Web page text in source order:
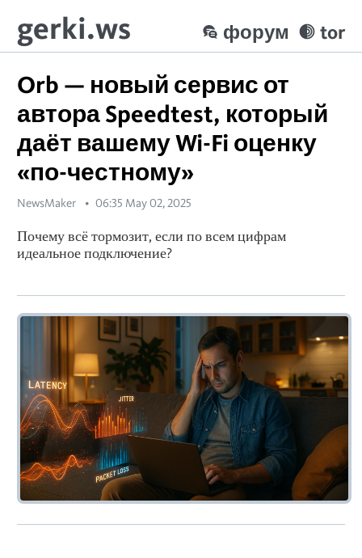
gerki.ws tor
форум
Orb — новый сервис от
автора Speedtest, который
даёт вашему Wi-Fi оценку
«по-честному»
NewsMaker 06:35 May 02, 2025
Почему всё тормозит, если по всем цифрам
идеальное подключение?